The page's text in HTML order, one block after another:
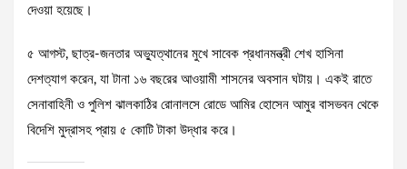
দেওয়া হয়েছে।
৫ আগস্ট, ছাত্র-জনতার অভ্যুত্থানের মুখে সাবেক প্রধানমন্ত্রী শেখ হাসিনা
দেশত্যাগ করেন, যা টানা ১৬ বছরের আওয়ামী শাসনের অবসান ঘটায়। একই রাতে
সেনাবাহিনী ও পুলিশ ঝালকাঠির রোনালসে রোডে আমির হোসেন আমুর বাসভবন থেকে
বিদেশি মুদ্রাসহ প্রায় ৫ কোটি টাকা উদ্ধার করে।